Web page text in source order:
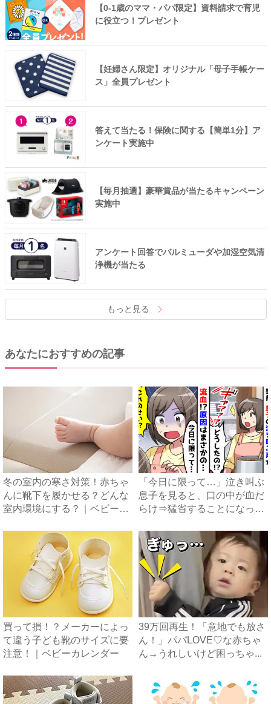
【0-1歳のママ・パパ限定】資料請求で育児
に役立つ！プレゼント
【妊婦さん限定】オリジナル「母子手帳ケー
ス」全員プレゼント
答えて当たる！保険に関する【簡単1分】ア
ンケート実施中
【毎月抽選】豪華賞品が当たるキャンペーン
実施中
アンケート回答でバルミューダや加湿空気清
浄機が当たる
もっと見る
あなたにおすすめの記事
冬の室内の寒さ対策！赤ちゃ
んに靴下を履かせる？どんな
室内環境にする？｜ベビーカ
「今日に限って…」泣き叫ぶ
息子を見ると、口の中が血だ
らけ⇒猛省することになった
買って損！？メーカーによっ
て違う子ども靴のサイズに要
注意！｜ベビーカレンダー
39万回再生！「意地でも放さ
ん！」パパLOVE♡な赤ちゃ
ん→うれしいけど困っちゃ...